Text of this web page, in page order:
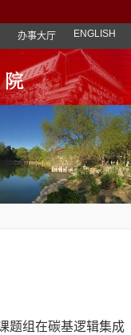
办事大厅 ENGLISH
题组在碳基逻辑集成